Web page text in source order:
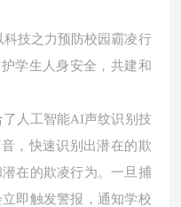
技之力预防校园霸凌行
学生人身安全，共建和
人工智能AI声纹识别技
，快速识别出潜在的欺
在的欺凌行为。一旦捕
即触发警报，通知学校